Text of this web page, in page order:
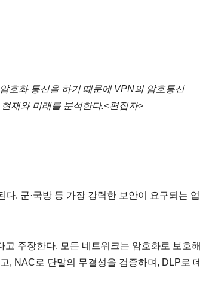
호화 통신을 하기 때문에 VPN의 암호통신
재와 미래를 분석한다.<편집자>
. 군·국방 등 가장 강력한 보안이 요구되는 업
주장한다. 모든 네트워크는 암호화로 보호해
, NAC로 단말의 무결성을 검증하며, DLP로 데